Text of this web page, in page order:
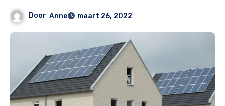
Door Anne maart 26, 2022